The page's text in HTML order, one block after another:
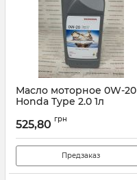
Масло моторное 0W-20
Honda Type 2.0 1л
Артикул: R2029901701L5
525,80 грн
Предзаказ